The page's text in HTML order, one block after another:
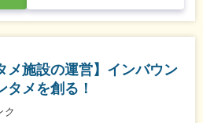
メ施設の運営】インバウン
タメを創る！
ク